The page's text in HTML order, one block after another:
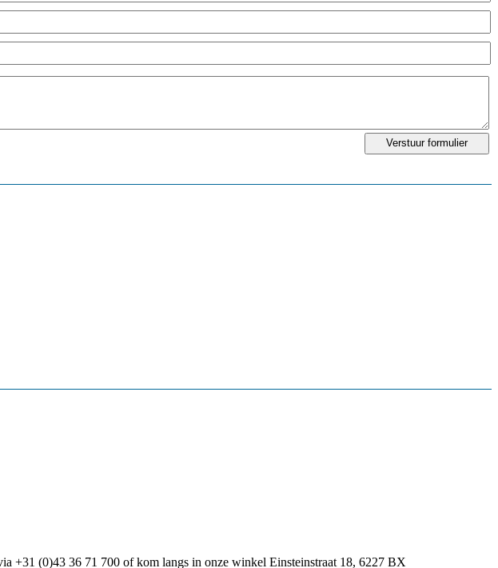
+31 (0)43 36 71 700 of kom langs in onze winkel Einsteinstraat 18, 6227 BX